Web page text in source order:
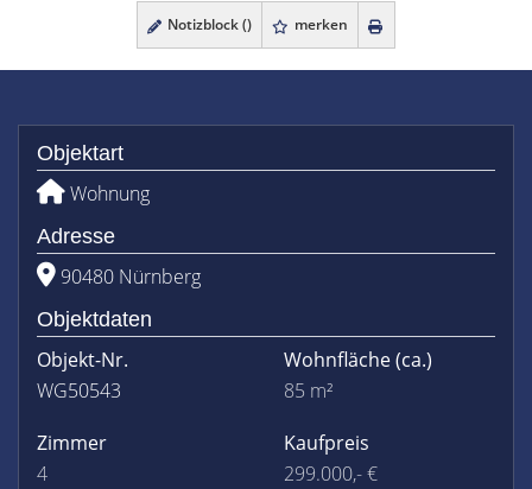
Notizblock () merken
Objektart
Wohnung
Adresse
90480 Nürnberg
Objektdaten
Objekt-Nr.
WG50543
Wohnfläche(ca.)
85 m²
Zimmer
4
Kaufpreis
299.000,- €